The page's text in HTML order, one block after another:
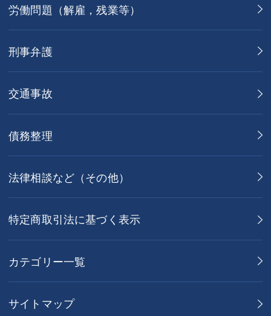
労働問題（解雇，残業等）
刑事弁護
交通事故
債務整理
法律相談など（その他）
特定商取引法に基づく表示
カテゴリー一覧
サイトマップ